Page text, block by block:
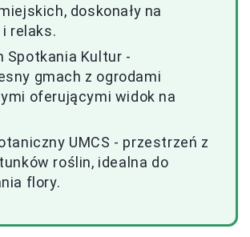
doskonały na
relaks.
Spotkania Kultur -
gmach z ogrodami
oferującymi widok na
UMCS - przestrzeń z
roślin, idealna do
flory.